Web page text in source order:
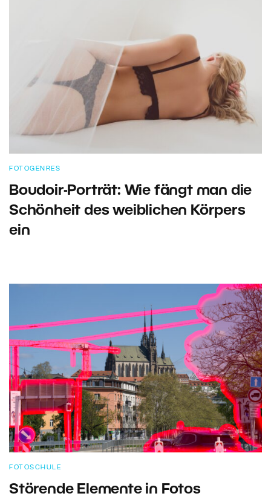
FOTOGENRES
Boudoir-Porträt: Wie fängt man die
Schönheit des weiblichen Körpers
ein
FOTOSCHULE
Störende Elemente in Fotos